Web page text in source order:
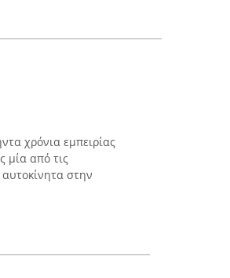
χρόνια εμπειρίας
μία από τις
αυτοκίνητα στην